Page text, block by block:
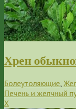
Хрен
Болеутоляющие,
Печень и желчный
Х